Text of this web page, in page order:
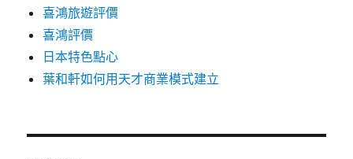
喜鴻旅遊評價
喜鴻評價
日本特色點心
葉和軒如何用天才商業模式建立